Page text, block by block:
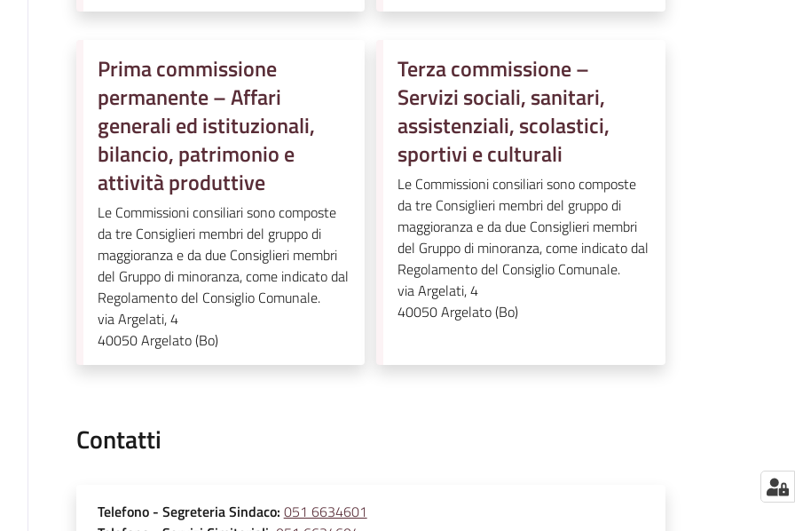
Prima commissione
permanente – Affari
generali ed istituzionali,
bilancio, patrimonio e
attività produttive
Le Commissioni consiliari sono composte
da tre Consiglieri membri del gruppo di
maggioranza e da due Consiglieri membri
del Gruppo di minoranza, come indicato dal
Regolamento del Consiglio Comunale.
via Argelati, 4
40050Argelato (Bo)
Terza commissione –
Servizi sociali, sanitari,
assistenziali, scolastici,
sportivi e culturali
Le Commissioni consiliari sono composte
da tre Consiglieri membri del gruppo di
maggioranza e da due Consiglieri membri
del Gruppo di minoranza, come indicato dal
Regolamento del Consiglio Comunale.
via Argelati, 4
40050Argelato (Bo)
Contatti
Telefono- Segreteria Sindaco: 051 6634601